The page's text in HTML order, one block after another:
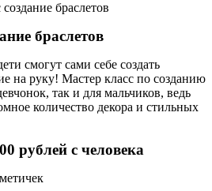
браслетов
смогут сами себе создать
на руку! Мастер класс по созданию
так и для мальчиков, ведь
количество декора и стильных
рублей с человека